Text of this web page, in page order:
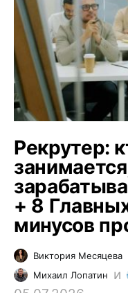
Рекрутер:
+ 8
минусов
Виктория Месяцева
Михаил Лопатин и